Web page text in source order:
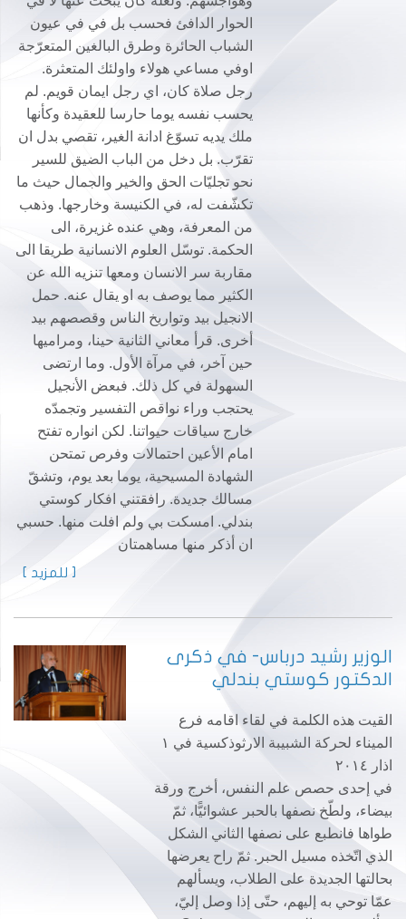
الحوار الدافئ فحسب بل في في عيون
الشباب الحائرة وطرق البالغين المتعرّجة
اوفي مساعي هولاء واولئك المتعثرة.
رجل صلاة كان، اي رجل ايمان قويم. لم
يحسب نفسه يوما حارسا للعقيدة وكأنها
ملك يديه تسوّغ ادانة الغير، تقصي بدل ان
تقرّب. بل دخل من الباب الضيق للسير
نحو تجليّات الحق والخير والجمال حيث ما
تكشّفت له، في الكنيسة وخارجها. وذهب
من المعرفة، وهي عنده غزيرة، الى
الحكمة. توسّل العلوم الانسانية طريقا الى
مقاربة سر الانسان ومعها تنزيه الله عن
الكثير مما يوصف به او يقال عنه. حمل
الانجيل بيد وتواريخ الناس وقصصهم بيد
أخرى. قرأ معاني الثانية حينا، ومراميها
حين آخر، في مرآة الأول. وما ارتضى
السهولة في كل ذلك. فبعض الأنجيل
يحتجب وراء نواقص التفسير وتجمدّه
خارج سياقات حيواتنا. لكن انواره تفتح
امام الأعين احتمالات وفرص تمتحن
الشهادة المسيحية، يوما بعد يوم، وتشقّ
مسالك جديدة. رافقتني افكار كوستي
بندلي. امسكت بي ولم افلت منها. حسبي
ان أذكر منها مساهمتان
[ للمزيد ]
الوزير رشيد درباس- في ذكرى
الدكتور كوستي بندلي
القيت هذه الكلمة في لقاء اقامه فرع
الميناء لحركة الشبيبة الارثوذكسية في ١
اذار ٢٠١٤
في إحدى حصص علم النفس، أخرج ورقة
بيضاء، ولطّخ نصفها بالحبر عشوائيًّا، ثمّ
طواها فانطبع على نصفها الثاني الشكل
الذي اتّخذه مسيل الحبر. ثمّ راح يعرضها
بحالتها الجديدة على الطلاب، ويسألهم
عمّا توحي به إليهم، حتّى إذا وصل إليّ،